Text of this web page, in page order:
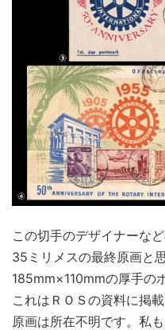
この切手のデザイナーな
35ミリメスの最終原画と
185mm×110mmの厚手の
これはＲＯＳの資料に掲
原画は所在不明です。私